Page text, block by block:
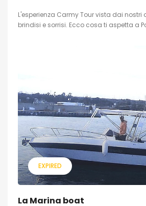
L'esperienza Carmy Tour vista dai nostri
brindisi e sorrisi. Ecco cosa ti aspetta a
EXPIRED
La Marina boat